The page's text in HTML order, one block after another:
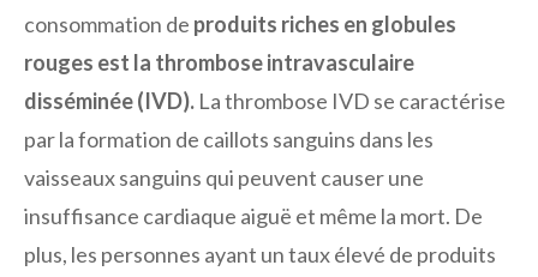
consommation de produits riches en globules
rouges est la thrombose intravasculaire
disséminée (IVD). La thrombose IVD se caractérise
par la formation de caillots sanguins dans les
vaisseaux sanguins qui peuvent causer une
insuffisance cardiaque aiguë et même la mort. De
plus, les personnes ayant un taux élevé de produits